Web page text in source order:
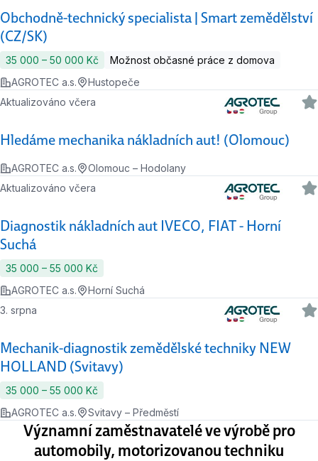
Obchodně-technický specialista | Smart zemědělství
(CZ/SK)
35 000 ‍–‍ 50 000 Kč
Možnost občasné práce z domova
AGROTEC a.s.
Hustopeče
Hledáme mechanika nákladních aut! (Olomouc)
Aktualizováno včera
AGROTEC a.s. Olomouc – Hodolany
Diagnostik nákladních aut IVECO, FIAT - Horní
Suchá
Aktualizováno včera
35 000 ‍–‍ 55 000 Kč
AGROTEC a.s.
Horní Suchá
Mechanik-diagnostik zemědělské techniky NEW
HOLLAND (Svitavy)
3. srpna
35 000 ‍–‍ 55 000 Kč
AGROTEC a.s.
Svitavy – Předměstí
Významní zaměstnavatelé ve výrobě pro
automobily, motorizovanou techniku